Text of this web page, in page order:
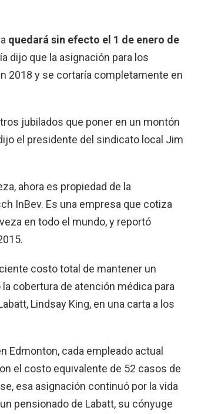
quedará sin efecto el 1 de enero de
dijo que la asignación para los
2018 y se cortaría completamente en
jubilados que poner en un montón
el presidente del sindicato local Jim
ahora es propiedad de la
InBev. Es una empresa que cotiza
en todo el mundo, y reportó
costo total de mantener un
cobertura de atención médica para
Lindsay King, en una carta a los
Edmonton, cada empleado actual
el costo equivalente de 52 casos de
esa asignación continuó por la vida
pensionado de Labatt, su cónyuge